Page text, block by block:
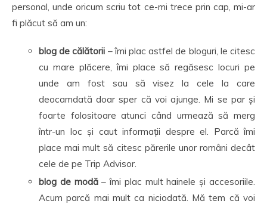
personal, unde oricum scriu tot ce-mi trece prin cap, mi-ar
fi plăcut să am un:
blog de călătorii – îmi plac astfel de bloguri, le citesc
cu mare plăcere, îmi place să regăsesc locuri pe
unde am fost sau să visez la cele la care
deocamdată doar sper că voi ajunge. Mi se par și
foarte folositoare atunci când urmează să merg
într-un loc și caut informații despre el. Parcă îmi
place mai mult să citesc părerile unor români decât
cele de pe Trip Advisor.
blog de modă– îmi plac mult hainele și accesoriile.
Acum parcă mai mult ca niciodată. Mă tem că voi